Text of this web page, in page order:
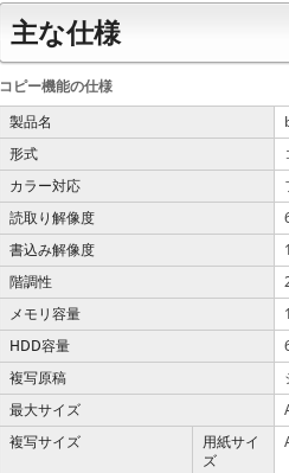
主な仕様
コピー機能の仕様
製品名
形式
カラー対応
読取り解像度
書込み解像度
階調性
メモリ容量
HDD容量
複写原稿
最大サイズ
複写サイズ
用紙サイ
ズ